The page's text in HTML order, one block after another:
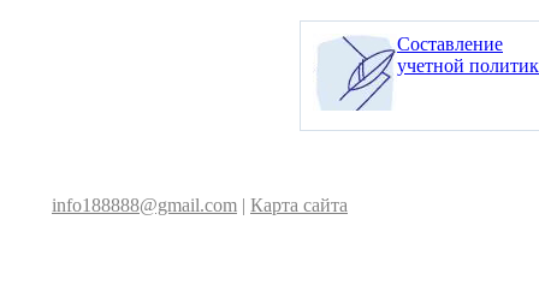
Составление
учетной
info188888@gmail.com | Карта сайта